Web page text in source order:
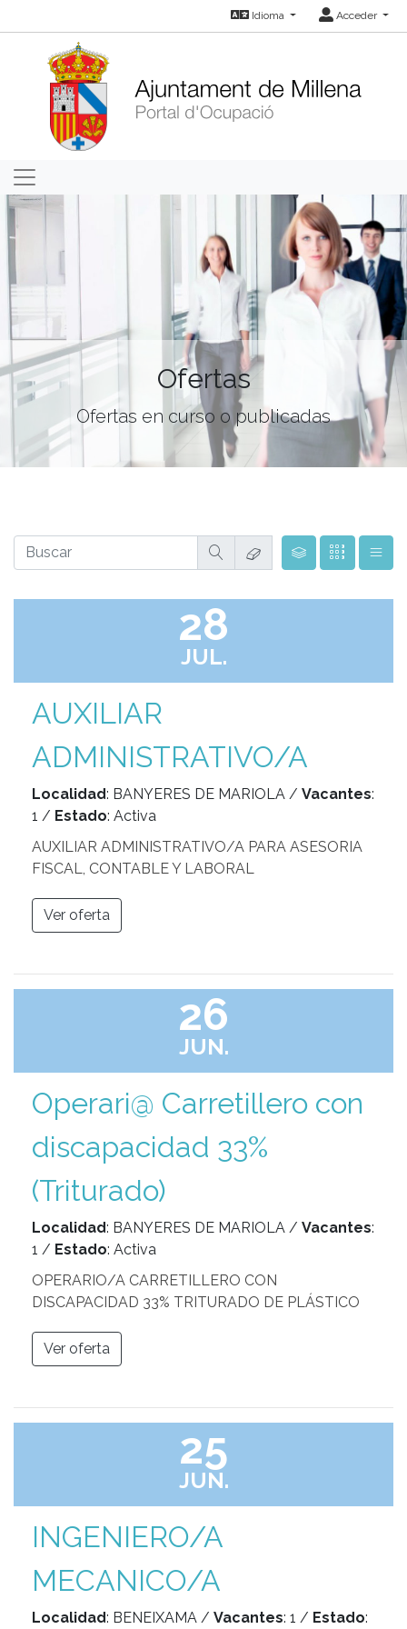
Idioma Acceder
Ofertas
Ofertas en curso o publicadas
28
JUL.
AUXILIAR
ADMINISTRATIVO/A
Localidad: BANYERES DE MARIOLA / Vacantes:
1 / Estado: Activa
AUXILIAR ADMINISTRATIVO/A PARA ASESORIA
FISCAL, CONTABLE Y LABORAL
Ver oferta
26
JUN.
Operari@ Carretillero con
discapacidad 33%
(Triturado)
Localidad: BANYERES DE MARIOLA / Vacantes:
1 / Estado: Activa
OPERARIO/A CARRETILLERO CON
DISCAPACIDAD 33% TRITURADO DE PLÁSTICO
Ver oferta
25
JUN.
INGENIERO/A
MECANICO/A
Localidad: BENEIXAMA / Vacantes: 1 / Estado: